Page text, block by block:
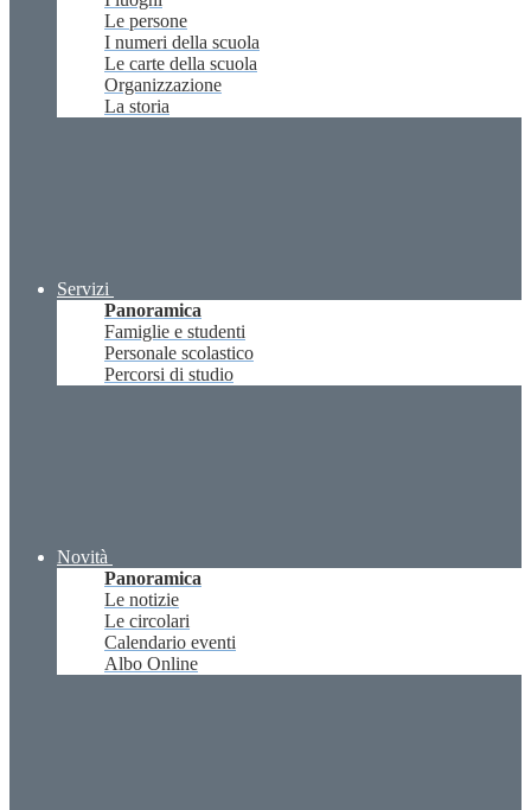
Le persone
I numeri della scuola
Le carte della scuola
Organizzazione
La storia
Servizi
Panoramica
Famiglie e studenti
Personale scolastico
Percorsi di studio
Novità
Panoramica
Le notizie
Le circolari
Calendario eventi
Albo Online